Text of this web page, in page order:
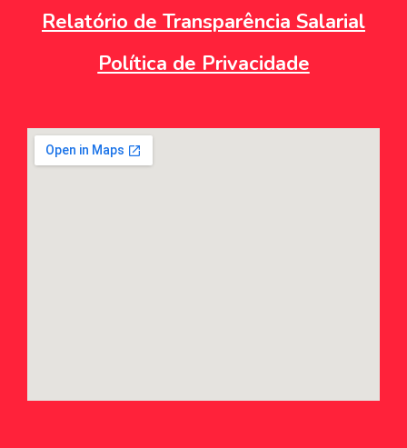
Relatório de Transparência Salarial
Política de Privacidade